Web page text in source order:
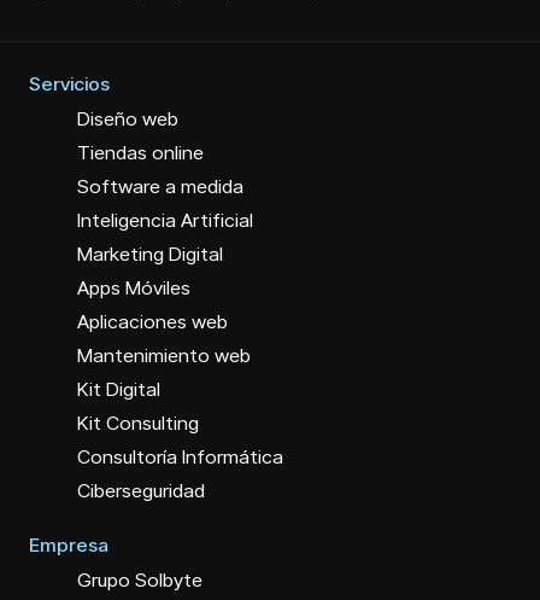
Servicios
Diseño web
Tiendas online
Software a medida
Inteligencia Artificial
Marketing Digital
Apps Móviles
Aplicaciones web
Mantenimiento web
Kit Digital
Kit Consulting
Consultoría Informática
Ciberseguridad
Empresa
Grupo Solbyte